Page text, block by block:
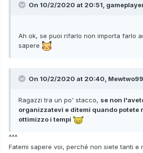
On 10/2/2020 at 20:51,
Ah ok, se puoi rifarlo non importa farlo
sapere
On 10/2/2020 at 20:40, Mewtwo99
Ragazzi tra un po' stacco, se non
organizzatevi e ditemi quando potete
ottimizzo i tempi
^^^
Fatemi sapere voi, perché non siete tanti e